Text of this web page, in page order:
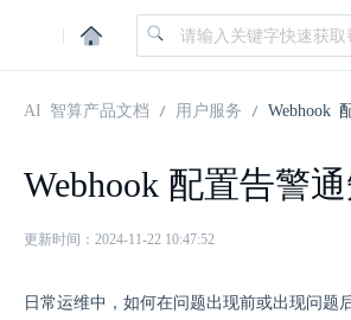
|
AI 智算产品文档 用户服务 Webhook
Webhook 配置告警
更新时间：2024-11-22 10:47:52
日常运维中，如何在问题出现前或出现问题